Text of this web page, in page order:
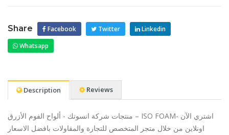
Share Facebook Twitter
Linkedin
Whatsapp
Description Reviews
منتجات شركة انسوتك - ألواح الفوم الأزرق – ISO FOAM- اشتري الآن
اونلاين من خلال متجر المتخصص للتجارة والمقاولات بافضل الاسعار